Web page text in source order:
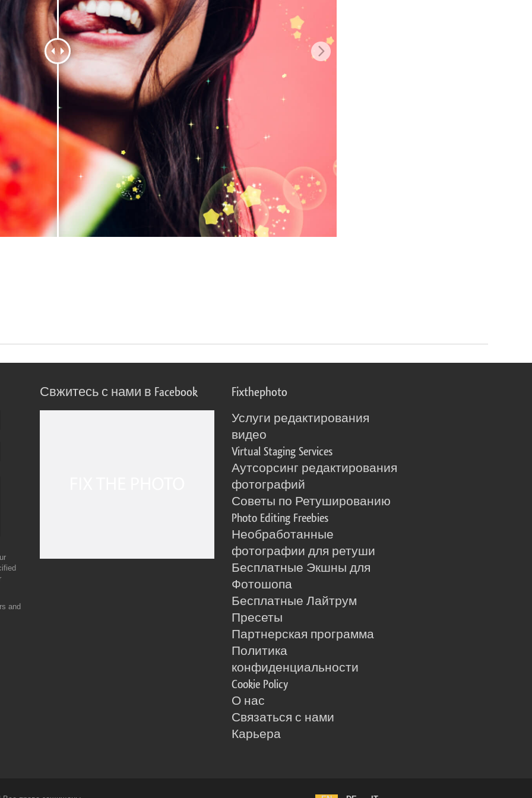
ретуши Ретушь ювелирных
изделий
Данные для обучения
and
Свжитесь с нами в Facebook Fixthephoto
Услуги редактирования
видео
Virtual Staging Services
Аутсорсинг редактирования
фотографий
Советы по Ретушированию
Photo Editing Freebies
Необработанные
фотографии для ретуши
Бесплатные Экшны для
Фотошопа
Бесплатные Лайтрум
Пресеты
Партнерская программа
Политика
конфиденциальности
Cookie Policy
О нас
Связаться с нами
Карьера